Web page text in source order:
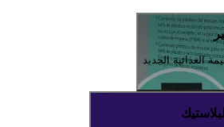
الغذائية الجديد